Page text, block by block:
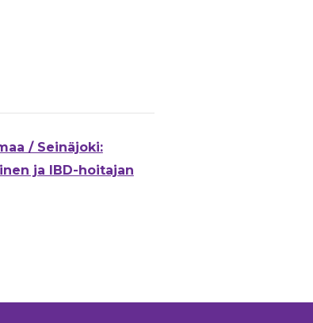
/ Seinäjoki:
ja IBD-hoitajan